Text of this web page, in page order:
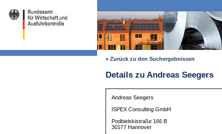
« Zurück zu den Suchergebnissen
Details zu Andreas Seegers
Andreas Seegers
ISPEX Consulting GmbH
Podbielskistraße 166 B
30177 Hannover